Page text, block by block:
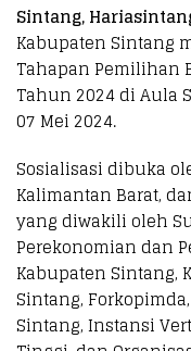
Sintang,
Kabupaten Sintang
Tahapan Pemilihan
Tahun 2024 di Aula
07 Mei 2024.
Sosialisasi dibuka
Kalimantan Barat,
yang diwakili oleh
Perekonomian dan
Kabupaten Sintang,
Sintang,
Sintang, Instansi